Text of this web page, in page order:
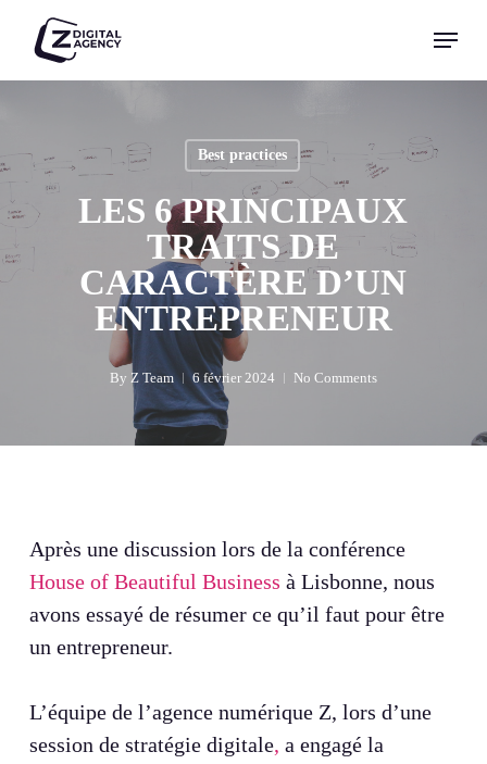
main
Menu
Best practices
LES 6 PRINCIPAUX
TRAITS DE
CARACTÈRE D’UN
ENTREPRENEUR
By Z Team 6 février 2024 No Comments
Après une discussion lors de la conférence
House of Beautiful Business à Lisbonne, nous
avons essayé de résumer ce qu’il faut pour être
un entrepreneur.
L’équipe de l’agence numérique Z, lors d’une
session de stratégie digitale, a engagé la